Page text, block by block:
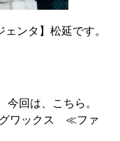
ンタ】松延です。
回は、こちら。
ワックス ≪ファ